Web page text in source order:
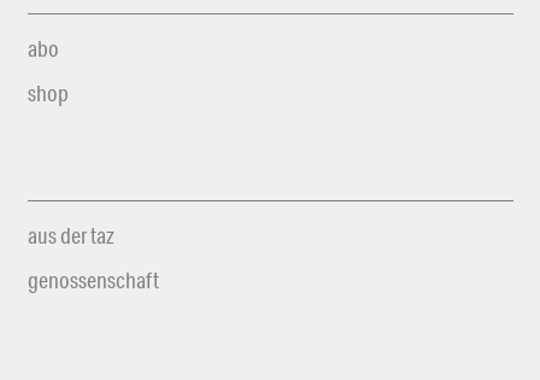
abo
shop
aus der taz
genossenschaft